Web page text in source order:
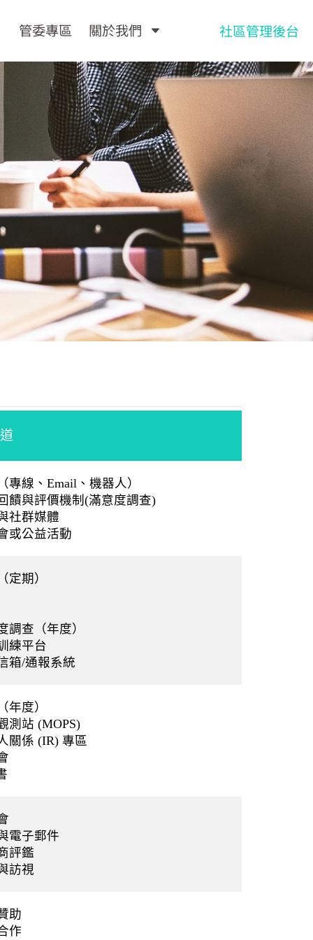
管委專區 關於我們 社區管理後台
專線、Email、機器人）
饋與評價機制(滿意度調查)
社群媒體
或公益活動
定期）
調查（年度）
練平台
箱/通報系統
年度）
測站 (MOPS)
關係 (IR) 專區
電子郵件
評鑑
訪視
助
作